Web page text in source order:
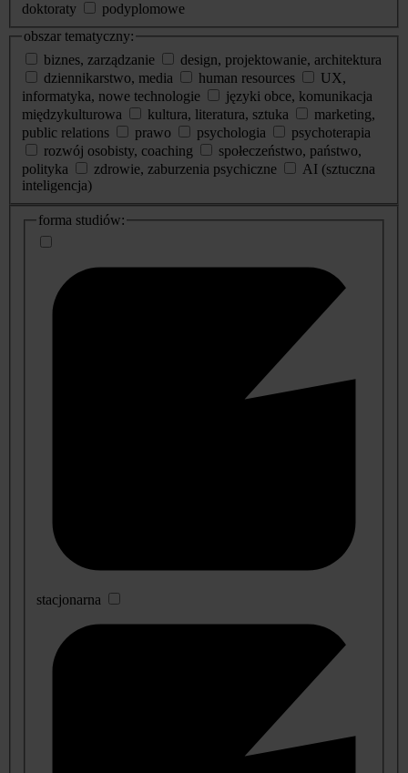
doktoraty
podyplomowe
obszar tematyczny:
biznes, zarządzanie
design, projektowanie, architektura
dziennikarstwo, media
human resources
UX,
informatyka, nowe technologie
języki obce, komunikacja
międzykulturowa
kultura, literatura, sztuka
marketing,
public relations
prawo psychologia
psychoterapia
rozwój osobisty, coaching
społeczeństwo, państwo,
polityka
zdrowie, zaburzenia psychiczne
AI (sztuczna
inteligencja)
dodatkowe
informacje
forma studiów:
stacjonarna